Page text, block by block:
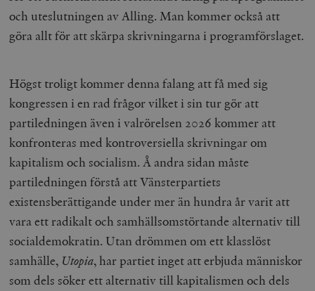
och uteslutningen av Alling. Man kommer också att
göra allt för att skärpa skrivningarna i programförslaget.
Högst troligt kommer denna falang att få med sig
kongressen i en rad frågor vilket i sin tur gör att
partiledningen även i valrörelsen 2026 kommer att
konfronteras med kontroversiella skrivningar om
kapitalism och socialism. Å andra sidan måste
partiledningen förstå att Vänsterpartiets
existensberättigande under mer än hundra år varit att
vara ett radikalt och samhällsomstörtande alternativ till
socialdemokratin. Utan drömmen om ett klasslöst
samhälle, Utopia, har partiet inget att erbjuda människor
som dels söker ett alternativ till kapitalismen och dels
woocommerce_items_in_cart
timbro.se
wp_woocommerce_session_[abcdef0123456789]
{32}
timbro.se
__cf_bm
Cloudflare